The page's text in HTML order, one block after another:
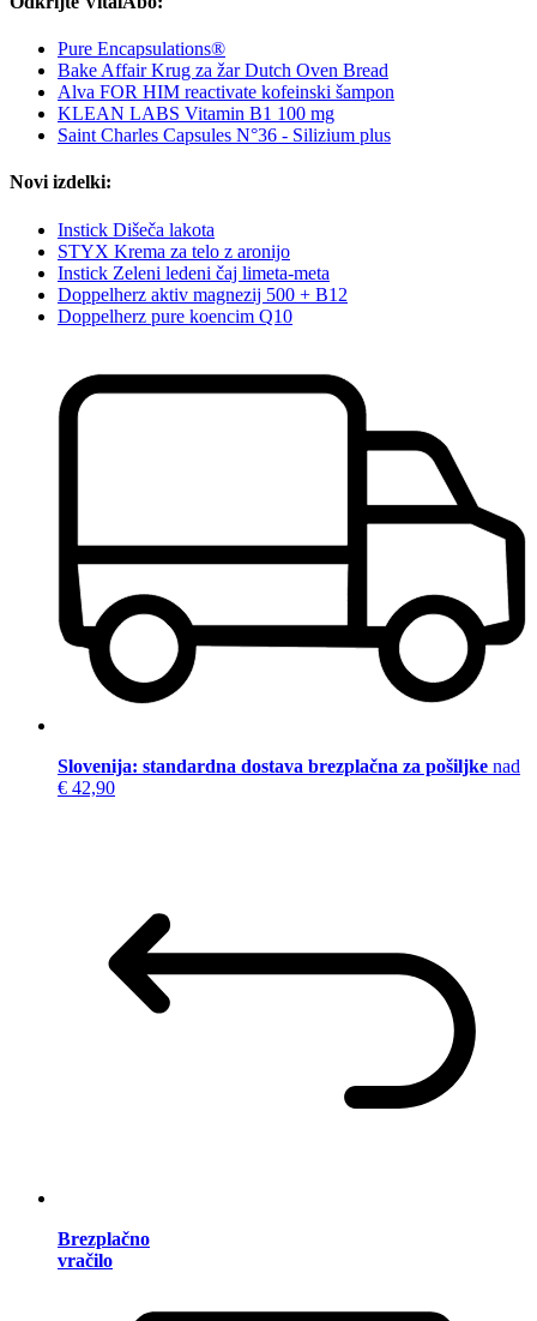
Pure Encapsulations®
Bake Affair Krug za žar Dutch Oven Bread
Alva FOR HIM reactivate kofeinski šampon
KLEAN LABS Vitamin B1 100 mg
Saint Charles Capsules N°36 - Silizium plus
Novi izdelki:
Instick Dišeča lakota
STYX Krema za telo z aronijo
Instick Zeleni ledeni čaj limeta-meta
Doppelherz aktiv magnezij 500 + B12
Doppelherz pure koencim Q10
Slovenija: standardna dostava brezplačna za pošiljke nad
€ 42,90
Brezplačno
vračilo